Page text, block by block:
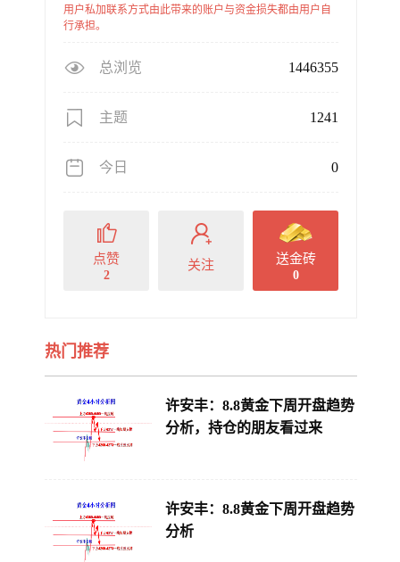
用户私加联系方式由此带来的账户与资金损失都由用户自
行承担。
总浏览 1446355
主题 1241
今日 0
点赞
2
关注 送金砖
0
热门推荐
许安丰：8.8黄金下周开盘趋势
分析，持仓的朋友看过来
许安丰：8.8黄金下周开盘趋势
分析